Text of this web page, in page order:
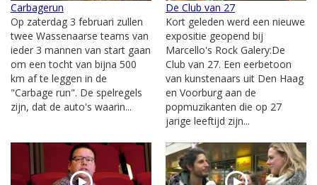
Carbagerun
Op zaterdag 3 februari zullen
twee Wassenaarse teams van
ieder 3 mannen van start gaan
om een tocht van bijna 500
km af te leggen in de
"Carbage run". De spelregels
zijn, dat de auto's waarin...
De Club van 27
Kort geleden werd een nieuwe
expositie geopend bij
Marcello's Rock Galery:De
Club van 27. Een eerbetoon
van kunstenaars uit Den Haag
en Voorburg aan de
popmuzikanten die op 27
jarige leeftijd zijn...